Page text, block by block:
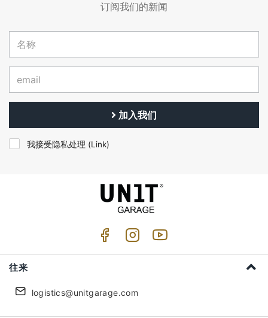
订阅我们的新闻
加入我们
我接受隐私处理 (Link)
往来
logistics@unitgarage.com